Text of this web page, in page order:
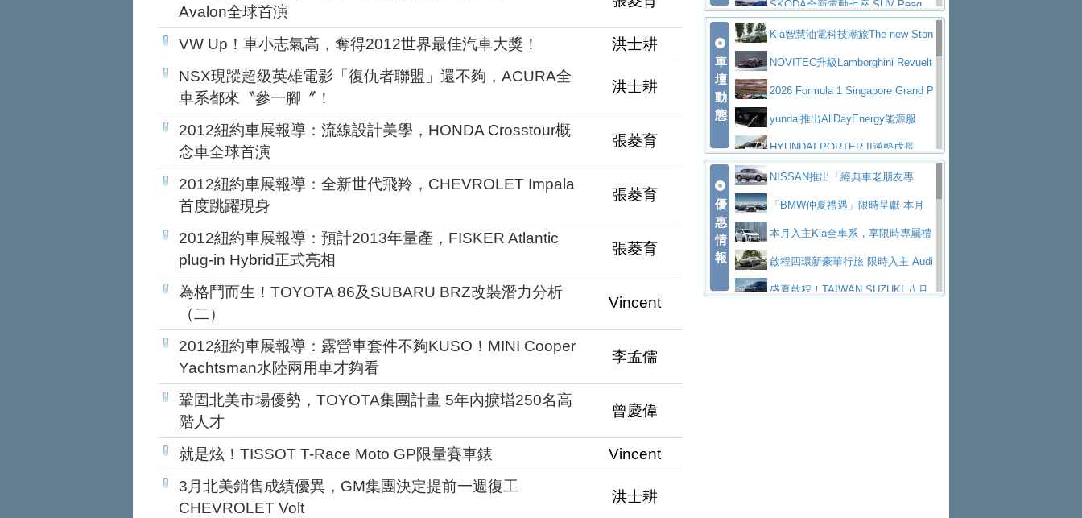
Avalon全球首演
VW Up！車小志氣高，奪得2012世界最佳汽車大獎！
洪士耕
NSX現蹤超級英雄電影「復仇者聯盟」還不夠，ACURA全
車系都來〝參一腳〞！
洪士耕
2012紐約車展報導：流線設計美學，HONDA Crosstour概
念車全球首演
張菱育
2012紐約車展報導：全新世代飛羚，CHEVROLET Impala
首度跳躍現身
張菱育
2012紐約車展報導：預計2013年量產，FISKER Atlantic
plug-in Hybrid正式亮相
張菱育
為格鬥而生！TOYOTA 86及SUBARU BRZ改裝潛力分析
（二）
Vincent
2012紐約車展報導：露營車套件不夠KUSO！MINI Cooper
Yachtsman水陸兩用車才夠看
李孟儒
鞏固北美市場優勢，TOYOTA集團計畫 5年內擴增250名高
階人才
曾慶偉
就是炫！TISSOT T-Race Moto GP限量賽車錶
Vincent
3月北美銷售成績優異，GM集團決定提前一週復工
CHEVROLET Volt
洪士耕
Maserati GT2 Stradale「Tribute to
MC12」全球首度亮相
迎接 RANGE ROVER 品牌家族第
五位成員 全新 RANGE ROVER GT 預告登
場
造型華麗時尚、科技座艙再進化，P
eugeot 208小改款發表上市94.8萬起
裝更銳利的造型、更先進的資訊娛樂系統及
更高效的動力
SKODA全新電動七座 SUV Peaq
問世，擁有品牌史上最寬敞且豪華的座艙
AUDI推出首款高性能油電超跑Nuvo
lari，0到100公里加速2.6秒、極速350公里
／小時
百年三叉戟傳奇再啟程 Maserati 重
返 1000 Miglia 傳承競速榮耀
法拉利首款純電跑車Luce亮相，最
大馬力超過1000匹並具備530公里最大續航
里程
小車大空間、座艙科技更先進，SK
ODA發表全新純電跨界休旅Eipq祭平民化車
價89萬起
賓士AMG.EA專屬平台首作，Merc
edes-AMG 全新GT 4-Door Coupe全球首發
福斯推出首款GTI純電性能掀背ID.
Polo GTI，擁有226匹馬力和零百加速 6.8
秒的實力
Jaguar 公布四門 GT車款正式車名
為JAGUAR TYPE 01
終於跟上進度，LEXUS發表首款三
排六座純電旗艦休旅 TZ
有錢也買不到的Golf R！福斯打造
全新Golf R 24h賽車將挑戰紐柏林24小時耐
SKODA公布全新小型純電跨界休旅
車
壇
動
態
Kia智慧油電科技潮旅The new Ston
ic 1-7月累計銷量創歷史新高
NOVITEC升級Lamborghini Revuelt
o 綜效輸出增至1,048匹
2026 Formula 1 Singapore Grand P
rix 新加坡大獎賽 Audi 極速之旅開放報名
yundai推出AllDayEnergy能源服
務 讓電動車化身行動儲能系統
HYUNDAI PORTER II逆勢成長，
勇奪中型貨車銷售冠軍
父親節霸氣獻禮！PGO 威力125 最
低入手價 $60,900 起 省油ｘ安全ｘ大空間
陪爸爸輕鬆
福斯商旅挺頭家 推出「德系質感 精
算圓夢」專案和運租車榮獲國家品牌玉山獎 以智
慧移動與綠能創新
Volvo Trucks 承諾成為高科技供應
鏈的可靠夥伴XFORCE攜手臺南祀典大天后宮 試
優
惠
情
報
NISSAN推出「經典車老朋友專
案」 以匠人精神煥新珍品座駕
「BMW仲夏禮遇」限時呈獻 本月
入主即享尊榮豪華五星假期 多元優購方案
同步實施
本月入主Kia全車系，享限時專屬禮
遇 啟程四環新豪華行旅 限時入主 Audi
A6 旗艦陣容 低月付5,888元起及3 年乙式險
盛夏啟程！TAIWAN SUZUKI 八月